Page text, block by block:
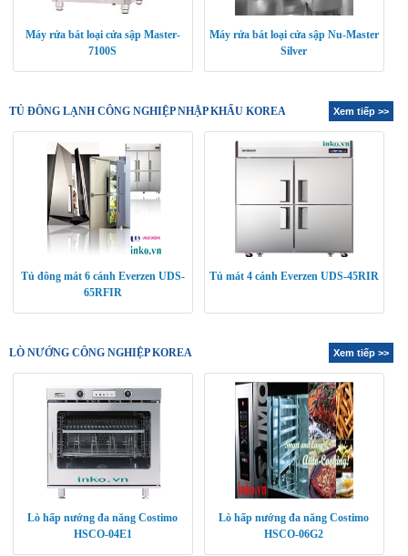
Máy rửa bát loại cửa sập Master-
7100S
Máy rửa bát loại cửa sập Nu-Master
Silver
TỦ ĐÔNG LẠNH CÔNG NGHIỆP NHẬP KHẨU KOREA Xem tiếp >>
Tủ đông mát 6 cánh Everzen UDS-
65RFIR
Tủ mát 4 cánh Everzen UDS-45RIR
LÒ NƯỚNG CÔNG NGHIỆP KOREA Xem tiếp >>
Lò hấp nướng đa năng Costimo
HSCO-04E1
Lò hấp nướng đa năng Costimo
HSCO-06G2